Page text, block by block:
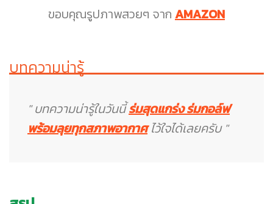
ขอบคุณรูปภาพสวยๆ จาก AMAZON
บทความน่ารู้
" บทความน่ารู้ในวันนี้ร่มสุดแกร่ง ร่มกอล์ฟ
พร้อมลุยทุกสภาพอากาศไว้ใจได้เลยครับ "